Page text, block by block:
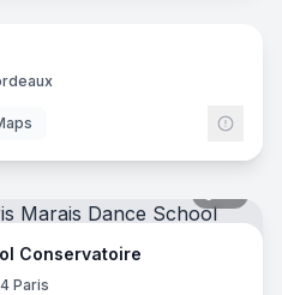
Conservatoire
Paris